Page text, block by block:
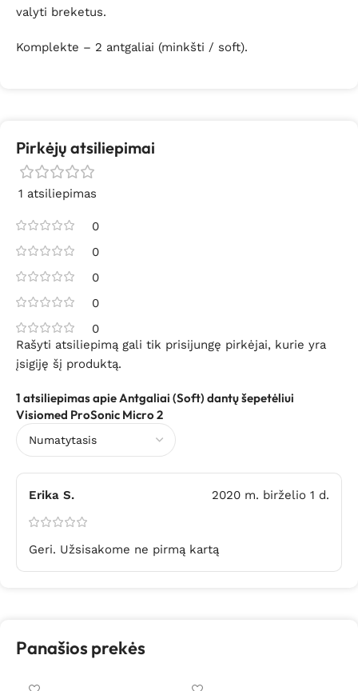
valyti breketus.
Komplekte – 2 antgaliai (minkšti / soft).
Pirkėjų atsiliepimai
1 atsiliepimas
0
0
0
0
0
1 atsiliepimas apieAntgaliai (Soft) dantų šepetėliui
Visiomed ProSonic Micro 2
Erika S. 2020 m. birželio 1 d.
Geri. Užsisakome ne pirmą kartą
Rašyti atsiliepimą gali tik prisijungę pirkėjai, kurie yra
įsigiję šį produktą.
Panašios prekės